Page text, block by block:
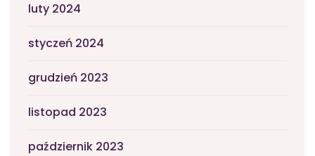
luty 2024
styczeń 2024
grudzień 2023
listopad 2023
październik 2023